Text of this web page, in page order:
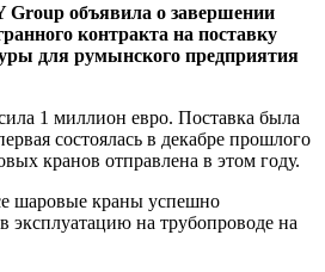
объявила о завершении
контракта на поставку
для румынского предприятия
1 миллион евро. Поставка была
состоялась в декабре прошлого
кранов отправлена в этом году.
шаровые краны успешно
эксплуатацию на трубопроводе на